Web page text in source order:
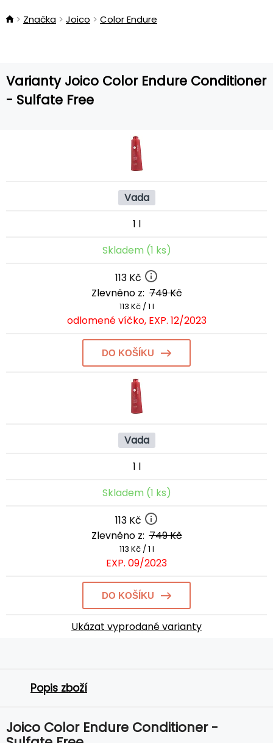
Značka Joico Color Endure
Varianty Joico Color Endure Conditioner
- Sulfate Free
Vada
1 l
Skladem (1 ks)
113 Kč
Zlevněno z:749 Kč
113 Kč / 1 l
odlomené víčko, EXP. 12/2023
DO KOŠÍKU
Vada
1 l
Skladem (1 ks)
113 Kč
Zlevněno z:749 Kč
113 Kč / 1 l
EXP. 09/2023
DO KOŠÍKU
Ukázat vyprodané varianty
Popis zboží
Joico Color Endure Conditioner -